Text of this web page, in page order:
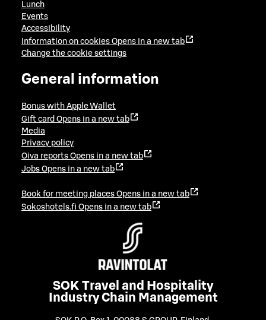
Lunch
Events
Accessibility
Information on cookies Opens in a new tab
Change the cookie settings
General information
Bonus with Apple Wallet
Gift card Opens in a new tab
Media
Privacy policy
Oiva reports Opens in a new tab
Jobs Opens in a new tab
Book for meeting places Opens in a new tab
Sokoshotels.fi Opens in a new tab
SOK Travel and Hospitality
Industry Chain Management